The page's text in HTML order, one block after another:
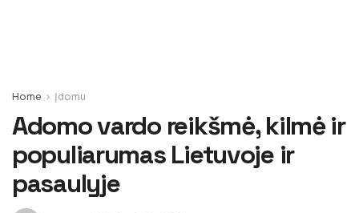
Home Įdomu
Adomo vardo reikšmė, kilmė ir
populiarumas Lietuvoje ir
pasaulyje